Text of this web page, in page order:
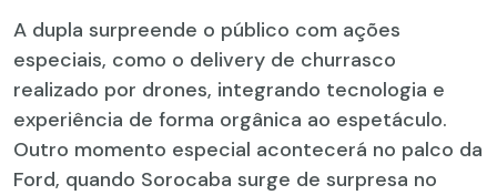
A dupla surpreende o público com ações
especiais, como o delivery de churrasco
realizado por drones, integrando tecnologia e
experiência de forma orgânica ao espetáculo.
Outro momento especial acontecerá no palco da
Ford, quando Sorocaba surge de surpresa no